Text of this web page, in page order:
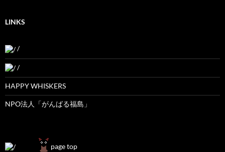
LINKS
/
/
HAPPY WHISKERS
NPO法人「がんばる福島」
page top